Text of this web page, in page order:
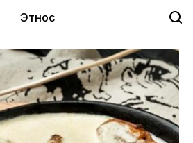
Этнос